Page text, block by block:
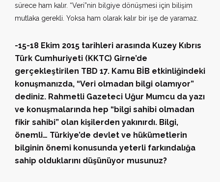
sürece ham kalır. “Veri”nin bilgiye dönüşmesi için bilişim
mutlaka gerekli. Yoksa ham olarak kalır bir işe de yaramaz.
-15-18 Ekim 2015 tarihleri arasında Kuzey Kıbrıs
Türk Cumhuriyeti (KKTC) Girne’de
gerçekleştirilen TBD 17. Kamu BİB etkinliğindeki
konuşmanızda, “Veri olmadan bilgi olamıyor”
dediniz. Rahmetli Gazeteci Uğur Mumcu da yazı
ve konuşmalarında hep “bilgi sahibi olmadan
fikir sahibi” olan kişilerden yakınırdı. Bilgi,
önemli… Türkiye’de devlet ve hükümetlerin
bilginin önemi konusunda yeterli farkındalığa
sahip olduklarını düşünüyor musunuz?